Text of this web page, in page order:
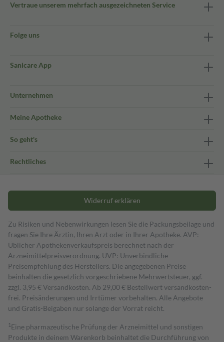
Vertraue unserem mehrfach ausgezeichneten Service
Folge uns
Sanicare App
Unternehmen
Meine Apotheke
So geht's
Rechtliches
Widerruf erklären
Zu Risiken und Nebenwirkungen lesen Sie die Packungsbeilage und
fragen Sie Ihre Ärztin, Ihren Arzt oder in Ihrer Apotheke. AVP:
Üblicher Apothekenverkaufspreis berechnet nach der
Arzneimittelpreisverordnung. UVP: Unverbindliche
Preisempfehlung des Herstellers. Die angegebenen Preise
beinhalten die gesetzlich vorgeschriebene Mehrwertsteuer, ggf.
zzgl. 3,95 € Versandkosten. Ab 29,00 € Bestell­wert versand­kosten­
frei. Preisänderungen und Irrtümer vorbehalten. Alle Angebote
und Gratis-Beigaben nur solange der Vorrat reicht.
1 Eine pharmazeutische Prüfung der Arzneimittel und sonstigen
Produkte in deinem Warenkorb beinhaltet die Durchführung von